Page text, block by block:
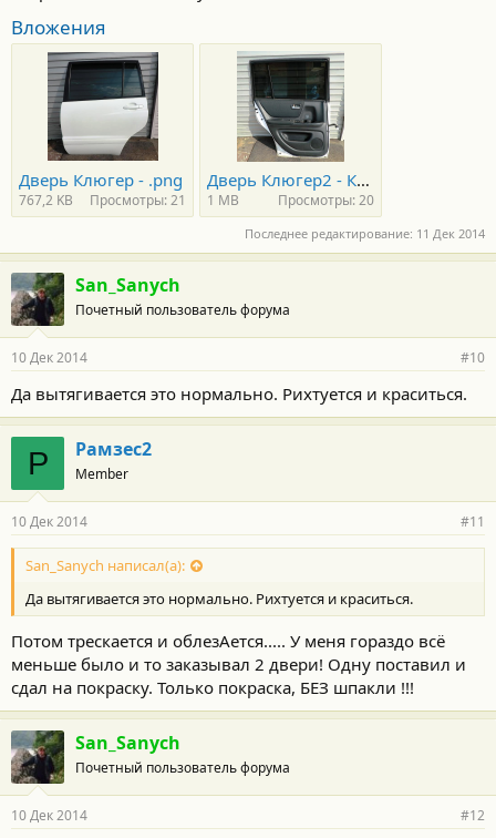
Вложения
Дверь Клюгер - .png
767,2 KB Просмотры: 21
Дверь Клюгер2 - Копия.png
1 MB Просмотры: 20
Последнее редактирование: 11 Дек 2014
San_Sanych
Почетный пользователь форума
10 Дек 2014 #10
Да вытягивается это нормально. Рихтуется и краситься.
Р Рамзес2
Member
10 Дек 2014 #11
San_Sanych написал(а):
Да вытягивается это нормально. Рихтуется и краситься.
Потом трескается и облезАется..... У меня гораздо всё
меньше было и то заказывал 2 двери! Одну поставил и
сдал на покраску. Только покраска, БЕЗ шпакли !!!
San_Sanych
Почетный пользователь форума
10 Дек 2014 #12